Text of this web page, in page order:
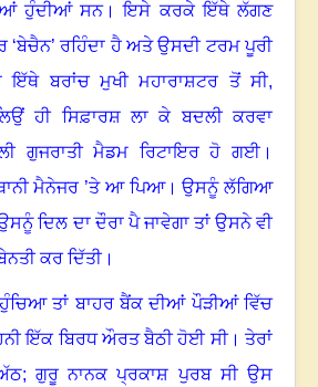
ਹੁੰਦੀਆਂ ਸਨ।ਇਸੇ ਕਰਕੇ ਇੱਥੇ ਲੱਗਣ
ਰਹਿੰਦਾ ਹੈ ਅਤੇ ਉਸਦੀ ਟਰਮ ਪੂਰੀ
ਇੱਥੇ ਬਰਾਂਚ ਮੁਖੀ ਮਹਾਰਾਸ਼ਟਰ ਤੋਂ ਸੀ,
ਹੀ ਸਿਫ਼ਾਰਸ਼ ਲਾ ਕੇ ਬਦਲੀ ਕਰਵਾ
ਗੁਜਰਾਤੀ ਮੈਡਮ ਰਿਟਾਇਰ ਹੋ ਗਈ।
ਮੈਨੇਜਰ ’ਤੇ ਆ ਪਿਆ।ਉਸਨੂੰ ਲੱਗਿਆ
ਦਿਲ ਦਾ ਦੌਰਾ ਪੈ ਜਾਵੇਗਾ ਤਾਂ ਉਸਨੇ ਵੀ
ਕਰ ਦਿੱਤੀ।
ਤਾਂ ਬਾਹਰ ਬੈਂਕ ਦੀਆਂ ਪੌੜੀਆਂ ਵਿੱਚ
ਇੱਕ ਬਿਰਧ ਔਰਤ ਬੈਠੀ ਹੋਈ ਸੀ।ਤੇਰਾਂ
ਗੁਰੂ ਨਾਨਕ ਪ੍ਰਕਾਸ਼ ਪੁਰਬ ਸੀ ਉਸ